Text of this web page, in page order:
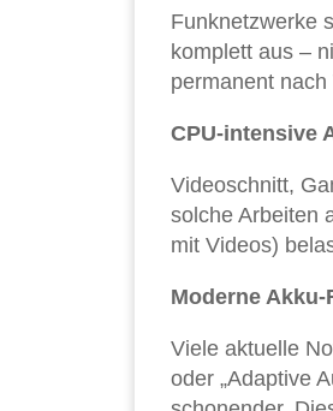
Funknetzwerke
komplett aus –
permanent
CPU-intensive
Videoschnitt,
solche Arbeiten
mit Videos)
Moderne
Viele aktuelle
oder „Adaptive